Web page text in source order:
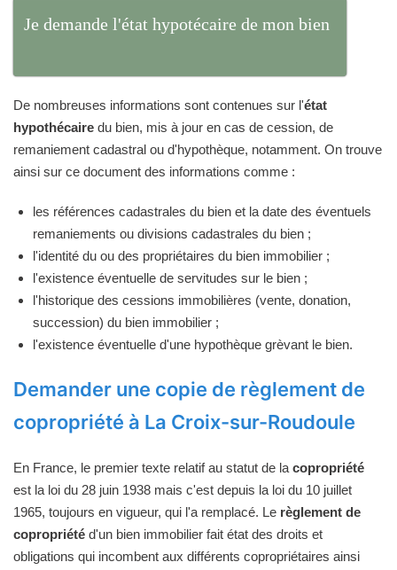
Je demande l'état hypotécaire de mon bien
De nombreuses informations sont contenues sur l'état
hypothécaire du bien, mis à jour en cas de cession, de
remaniement cadastral ou d'hypothèque, notamment. On trouve
ainsi sur ce document des informations comme :
les références cadastrales du bien et la date des éventuels
remaniements ou divisions cadastrales du bien ;
l'identité du ou des propriétaires du bien immobilier ;
l'existence éventuelle de servitudes sur le bien ;
l'historique des cessions immobilières (vente, donation,
succession) du bien immobilier ;
l'existence éventuelle d'une hypothèque grèvant le bien.
Demander une copie de règlement de
copropriété à La Croix-sur-Roudoule
En France, le premier texte relatif au statut de la copropriété
est la loi du 28 juin 1938 mais c'est depuis la loi du 10 juillet
1965, toujours en vigueur, qui l'a remplacé. Le règlement de
copropriété d'un bien immobilier fait état des droits et
obligations qui incombent aux différents copropriétaires ainsi